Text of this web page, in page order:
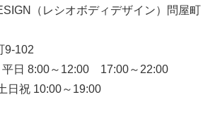
（レシオボディデザイン）問屋町
9-102
平日 8:00～12:00 17:00～22:00
～19:00